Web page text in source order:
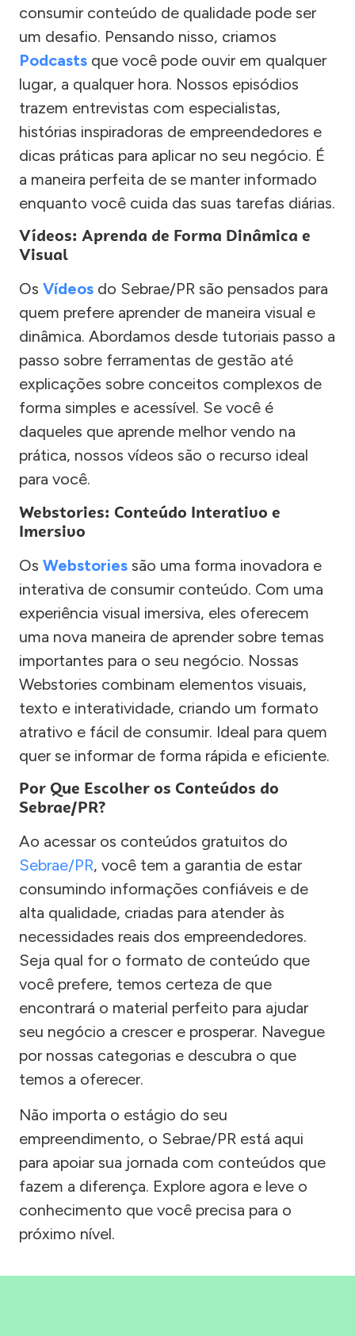
consumir conteúdo de qualidade pode ser
um desafio. Pensando nisso, criamos
Podcasts que você pode ouvir em qualquer
lugar, a qualquer hora. Nossos episódios
trazem entrevistas com especialistas,
histórias inspiradoras de empreendedores e
dicas práticas para aplicar no seu negócio. É
a maneira perfeita de se manter informado
enquanto você cuida das suas tarefas diárias.
Vídeos: Aprenda de Forma Dinâmica e
Visual
Os Vídeos do Sebrae/PR são pensados para
quem prefere aprender de maneira visual e
dinâmica. Abordamos desde tutoriais passo a
passo sobre ferramentas de gestão até
explicações sobre conceitos complexos de
forma simples e acessível. Se você é
daqueles que aprende melhor vendo na
prática, nossos vídeos são o recurso ideal
para você.
Webstories: Conteúdo Interativo e
Imersivo
Os Webstories são uma forma inovadora e
interativa de consumir conteúdo. Com uma
experiência visual imersiva, eles oferecem
uma nova maneira de aprender sobre temas
importantes para o seu negócio. Nossas
Webstories combinam elementos visuais,
texto e interatividade, criando um formato
atrativo e fácil de consumir. Ideal para quem
quer se informar de forma rápida e eficiente.
Por Que Escolher os Conteúdos do
Sebrae/PR?
Ao acessar os conteúdos gratuitos do
Sebrae/PR, você tem a garantia de estar
consumindo informações confiáveis e de
alta qualidade, criadas para atender às
necessidades reais dos empreendedores.
Seja qual for o formato de conteúdo que
você prefere, temos certeza de que
encontrará o material perfeito para ajudar
seu negócio a crescer e prosperar. Navegue
por nossas categorias e descubra o que
temos a oferecer.
Não importa o estágio do seu
empreendimento, o Sebrae/PR está aqui
para apoiar sua jornada com conteúdos que
fazem a diferença. Explore agora e leve o
conhecimento que você precisa para o
próximo nível.